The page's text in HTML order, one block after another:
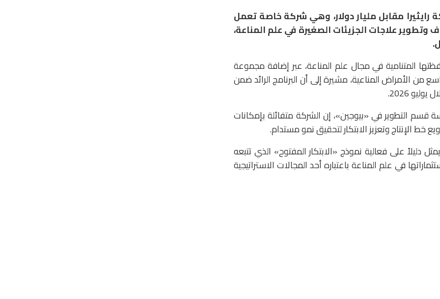
رايثيرا مقابل مليار دولار، وهي شركة خاصة تعمل
علاجات الجزيئات الصغيرة في علم المناعة،
المتنامية في مجال علم المناعة، عبر إضافة مجموعة
من الأمراض المناعية، مشيرة إلى أن البرنامج الرائد ضمن
2026.
قسم التطوير في «بيوجين»، إن الشركة متفائلة بإمكانات
الإنتاج وتعزيز الابتكار لتحقيق نمو مستدام.
دليلاً على فعالية نموذج «الابتكار المفتوح» الذي تتبعه
في علم المناعة باعتباره أحد المجالات الاستراتيجية